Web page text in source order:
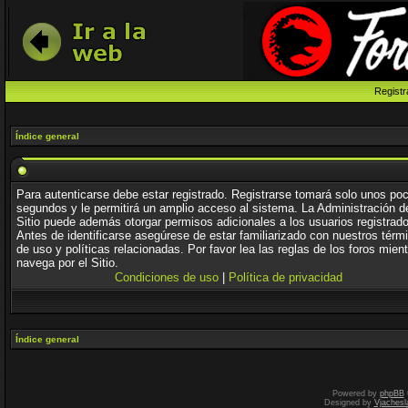
Índice general
Para autenticarse debe estar registrado. Registrarse tomará solo unos
segundos y le permitirá un amplio acceso al sistema. La Administración
Sitio puede además otorgar permisos adicionales a los usuarios
Antes de identificarse asegúrese de estar familiarizado con nuestros
de uso y políticas relacionadas. Por favor lea las reglas de los foros
navega por el Sitio.
Condiciones de uso
Política de privacidad
Índice general
Powered by phpBB
Designed by